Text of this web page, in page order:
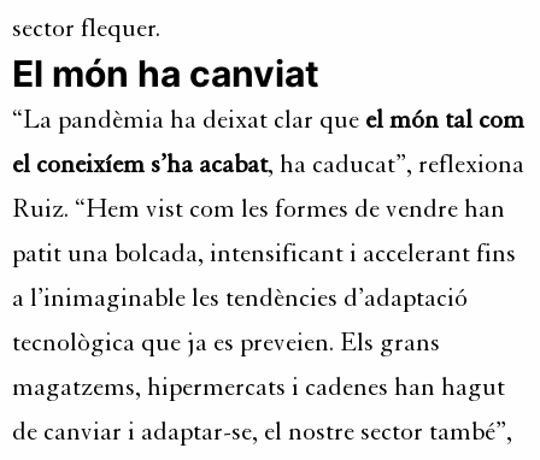
sector flequer.
El món ha canviat
“La pandèmia ha deixat clar que el món tal com
el coneixíem s’ha acabat, ha caducat”, reflexiona
Ruiz. “Hem vist com les formes de vendre han
patit una bolcada, intensificant i accelerant fins
a l’inimaginable les tendències d’adaptació
tecnològica que ja es preveien. Els grans
magatzems, hipermercats i cadenes han hagut
de canviar i adaptar-se, el nostre sector també”,